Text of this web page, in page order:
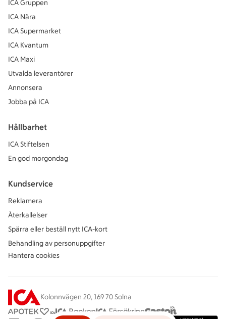
ICA Gruppen
ICA Nära
ICA Supermarket
ICA Kvantum
ICA Maxi
Utvalda leverantörer
Annonsera
Jobba på ICA
Hållbarhet
ICA Stiftelsen
En god morgondag
Kundservice
Reklamera
Återkallelser
Spärra eller beställ nytt ICA-kort
Behandling av personuppgifter
Hantera cookies
Kolonnvägen 20, 169 70 Solna